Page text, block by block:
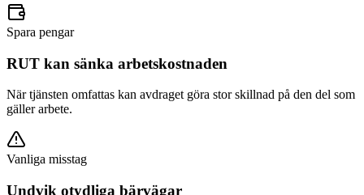
Spara pengar
RUT kan sänka arbetskostnaden
När tjänsten omfattas kan avdraget göra stor skillnad på den del som
gäller arbete.
Vanliga misstag
Undvik otydliga bärvägar